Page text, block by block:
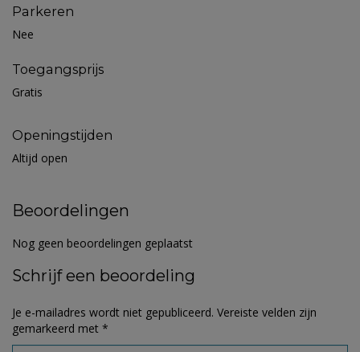
Parkeren
Nee
Toegangsprijs
Gratis
Openingstijden
Altijd open
Beoordelingen
Nog geen beoordelingen geplaatst
Schrijf een beoordeling
Je e-mailadres wordt niet gepubliceerd. Vereiste velden zijn
gemarkeerd met *